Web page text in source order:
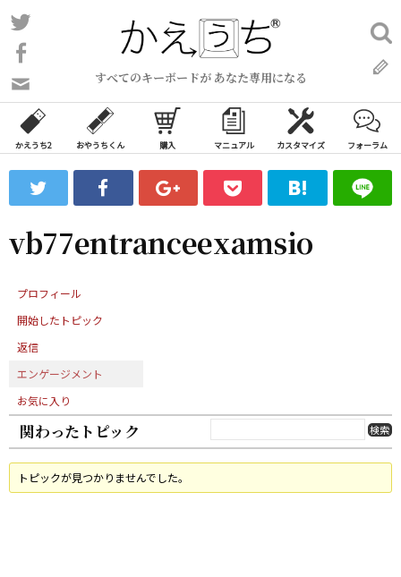
コ
ン
ン
ツ
ス
ッ
すべてのキーボードが あなた専用になる
い
合
わ
フ
ォ
ム
検
索:
かえうち2 おやうちくん 購入 マニュアル カスタマイズ フォーラム
vb77entranceexamsio
プロフィール
開始したトピック
返信
エンゲージメント
お気に入り
関わったトピック
トピックが見つかりませんでした。